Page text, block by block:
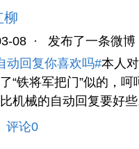
柳
08 ·
发布了一条微博
动回复你喜欢吗#本人
“铁将军把门”似的，
机械的自动回复要好些
评论0